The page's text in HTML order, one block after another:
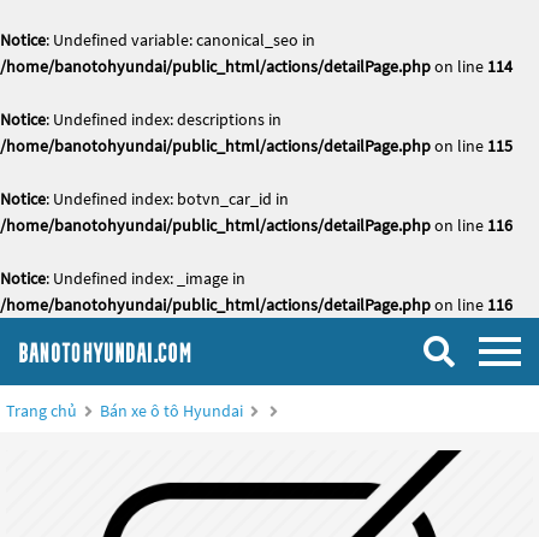
Notice: Undefined variable: canonical_seo in
/home/banotohyundai/public_html/actions/detailPage.phpon line 114
Notice: Undefined index: descriptions in
/home/banotohyundai/public_html/actions/detailPage.phpon line 115
Notice: Undefined index: botvn_car_id in
/home/banotohyundai/public_html/actions/detailPage.phpon line 116
Notice: Undefined index: _image in
/home/banotohyundai/public_html/actions/detailPage.phpon line 116
Trang chủ Bán xe ô tô Hyundai